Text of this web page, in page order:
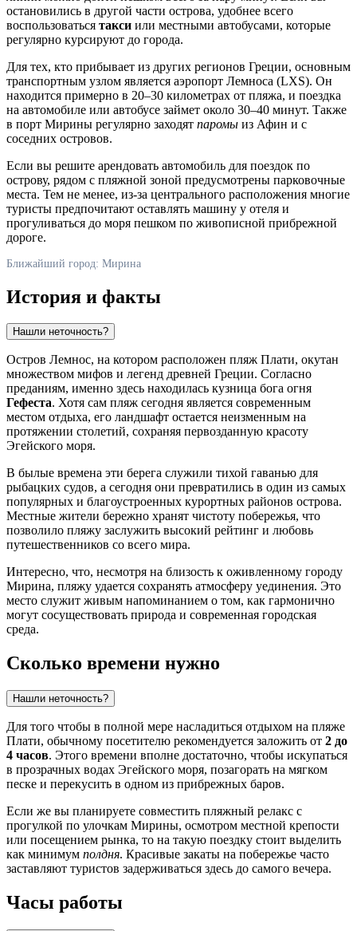
остановились в другой части острова, удобнее всего
воспользоваться такси или местными автобусами, которые
регулярно курсируют до города.
Для тех, кто прибывает из других регионов Греции, основным
транспортным узлом является аэропорт Лемноса (LXS). Он
находится примерно в 20–30 километрах от пляжа, и поездка
на автомобиле или автобусе займет около 30–40 минут. Также
в порт Мирины регулярно заходят паромы из Афин и с
соседних островов.
Если вы решите арендовать автомобиль для поездок по
острову, рядом с пляжной зоной предусмотрены парковочные
места. Тем не менее, из-за центрального расположения многие
туристы предпочитают оставлять машину у отеля и
прогуливаться до моря пешком по живописной прибрежной
дороге.
Ближайший город: Мирина
История и факты
Нашли неточность?
Остров Лемнос, на котором расположен пляж Плати, окутан
множеством мифов и легенд древней Греции. Согласно
преданиям, именно здесь находилась кузница бога огня
Гефеста. Хотя сам пляж сегодня является современным
местом отдыха, его ландшафт остается неизменным на
протяжении столетий, сохраняя первозданную красоту
Эгейского моря.
В былые времена эти берега служили тихой гаванью для
рыбацких судов, а сегодня они превратились в один из самых
популярных и благоустроенных курортных районов острова.
Местные жители бережно хранят чистоту побережья, что
позволило пляжу заслужить высокий рейтинг и любовь
путешественников со всего мира.
Интересно, что, несмотря на близость к оживленному городу
Мирина, пляжу удается сохранять атмосферу уединения. Это
место служит живым напоминанием о том, как гармонично
могут сосуществовать природа и современная городская
среда.
Сколько времени нужно
Нашли неточность?
Для того чтобы в полной мере насладиться отдыхом на пляже
Плати, обычному посетителю рекомендуется заложить от 2 до
4 часов. Этого времени вполне достаточно, чтобы искупаться
в прозрачных водах Эгейского моря, позагорать на мягком
песке и перекусить в одном из прибрежных баров.
Если же вы планируете совместить пляжный релакс с
прогулкой по улочкам Мирины, осмотром местной крепости
или посещением рынка, то на такую поездку стоит выделить
как минимум полдня. Красивые закаты на побережье часто
заставляют туристов задерживаться здесь до самого вечера.
Часы работы